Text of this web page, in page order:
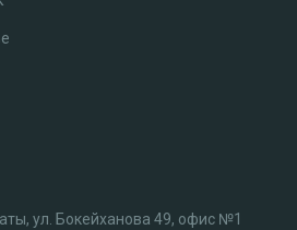
ул. Бокейханова 49, офис №1